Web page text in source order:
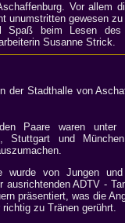
Vor allem
unumstritten gewesen
Spaß beim Lesen des
Susanne Strick.
der Stadthalle von
Paare waren unter
Stuttgart und
wurde von Jungen
ausrichtenden ADTV -
präsentiert, was die
zu Tränen gerührt.